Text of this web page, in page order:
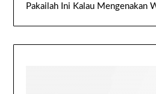
Pakailah Ini Kalau Mengenakan